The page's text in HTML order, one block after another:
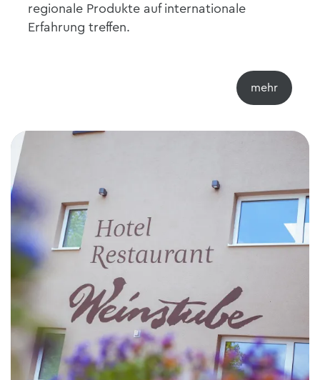
regionale Produkte auf internationale
Erfahrung treffen.